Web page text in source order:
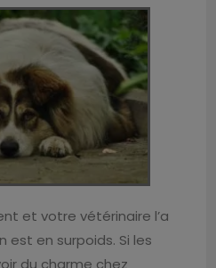
et votre vétérinaire l’a
est en surpoids. Si les
du charme chez